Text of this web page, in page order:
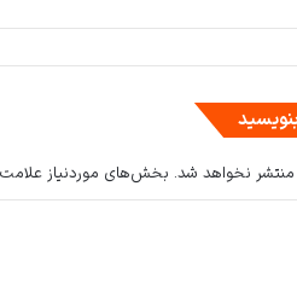
نخواهد شد. بخش‌های موردنیاز